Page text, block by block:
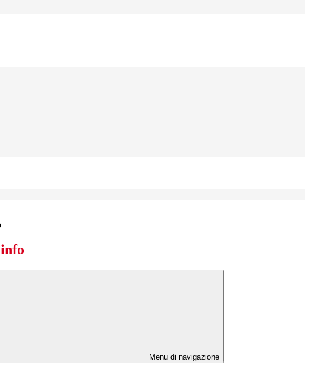
Menu di navigazione